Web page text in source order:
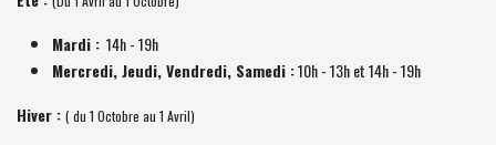
Mardi : 14h - 19h
Mercredi, Jeudi, Vendredi, Samedi :10h - 13h et 14h - 19h
Hiver : ( du 1 Octobre au 1 Avril)